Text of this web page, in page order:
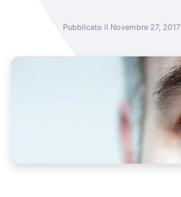
Pubblicato il Novembre 27, 2017